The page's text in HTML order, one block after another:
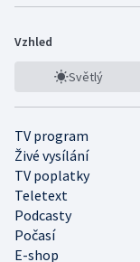
Vzhled
Světlý
TV program
Živé vysílání
TV poplatky
Teletext
Podcasty
Počasí
E-shop